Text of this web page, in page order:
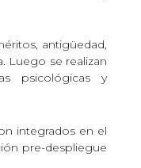
antigüedad,
Luego se realizan
psicológicas y
integrados en el
pre-despliegue